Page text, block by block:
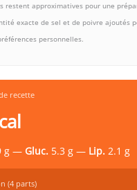
restent approximatives pour une
exacte de sel et de poivre ajoutés
personnelles.
recette
g — Gluc. 5.3 g — Lip. 2.1 g
(4 parts)